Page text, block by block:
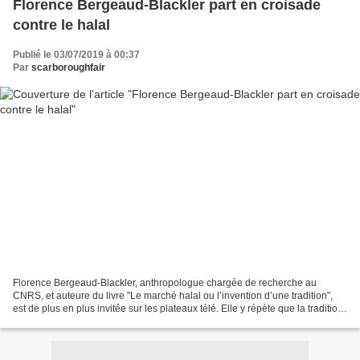
Florence Bergeaud-Blackler part en croisade
contre le halal
Publié le 03/07/2019 à 00:37
Par scarboroughfair
Florence Bergeaud-Blackler, anthropologue chargée de recherche au
CNRS, et auteure du livre "Le marché halal ou l’invention d’une tradition",
est de plus en plus invitée sur les plateaux télé. Elle y répète que la tradition